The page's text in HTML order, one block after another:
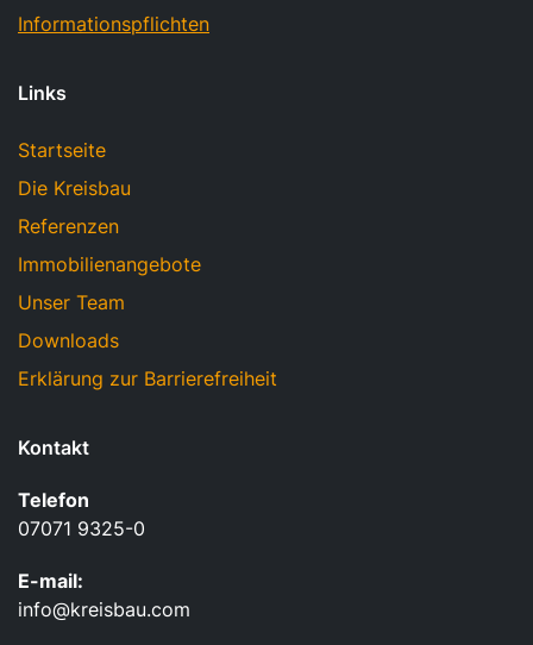
Informationspflichten
Links
Startseite
Die Kreisbau
Referenzen
Immobilienangebote
Unser Team
Downloads
Erklärung zur Barrierefreiheit
Kontakt
Telefon
07071 9325-0
E-mail:
info@kreisbau.com